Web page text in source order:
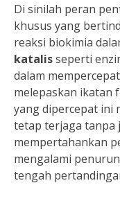
Di sinilah peran
khusus yang
reaksi biokimia
katalisseperti
dalam
melepaskan ikatan
yang dipercepat ini
tetap terjaga tanpa
mempertahankan
mengalami
tengah